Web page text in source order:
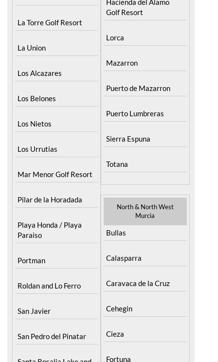
La Torre Golf Resort
La Union
Los Alcazares
Los Belones
Los Nietos
Los Urrutias
Mar Menor Golf Resort
Pilar de la Horadada
Playa Honda / Playa
Portman
Roldan and Lo Ferro
San Javier
San Pedro del Pinatar
Santa Rosalia Lake and
Lorca
Mazarron
Puerto de Mazarron
Puerto Lumbreras
Sierra Espuna
Totana
Murcia
Calasparra
Caravaca de la Cruz
Cehegin
Cieza
Fortuna